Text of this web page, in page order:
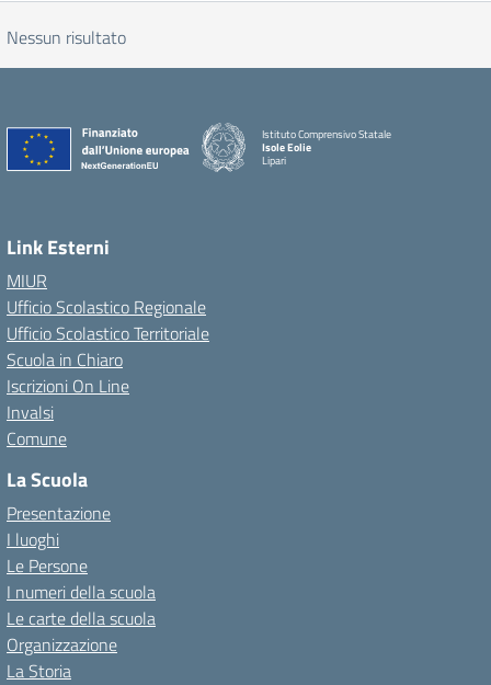
Nessun risultato
Istituto Comprensivo Statale
Isole Eolie
Lipari
Link Esterni
MIUR
Ufficio Scolastico Regionale
Ufficio Scolastico Territoriale
Scuola in Chiaro
Iscrizioni On Line
Invalsi
Comune
La Scuola
Presentazione
I luoghi
Le Persone
I numeri della scuola
Le carte della scuola
Organizzazione
La Storia